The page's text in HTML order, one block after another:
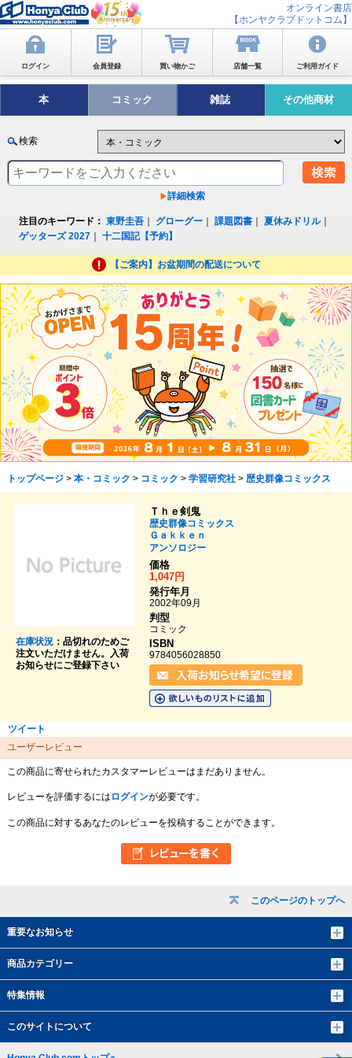
オンライン書店
【ホンヤクラブドットコム】
ログイン 会員登録 買い物かご 店舗一覧 ご利用ガイド
本 コミック 雑誌 その他商材
検索
詳細検索
注目のキーワード： 東野圭吾 グローグー ｜課題図書 ｜夏休みドリル｜
ゲッターズ 2027 ｜十二国記【予約】
【ご案内】お盆期間の配送について
このページのトップへ
重要なお知らせ
商品カテゴリー
特集情報
このサイトについて
トップページ> 本・コミック > コミック > 学習研究社> 歴史群像コミックス
在庫状況：品切れのためご
注文いただけません。入荷
お知らせにご登録下さい
Ｔｈｅ剣鬼
歴史群像コミックス
Ｇａｋｋｅｎ
アンソロジー
価格
1,047円
発行年月
2002年09月
判型
コミック
ISBN
9784056028850
ツイート
ユーザーレビュー
この商品に寄せられたカスタマーレビューはまだありません。
レビューを評価するには ログインが必要です。
この商品に対するあなたのレビューを投稿することができます。